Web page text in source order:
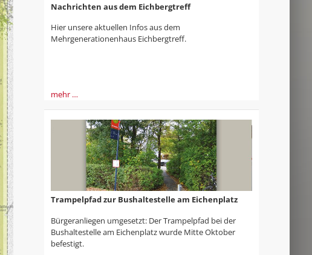
Nachrichten aus dem Eichbergtreff
Hier unsere aktuellen Infos aus dem
Mehrgenerationenhaus Eichbergtreff.
mehr …
Trampelpfad zur Bushaltestelle am Eichenplatz
Bürgeranliegen umgesetzt: Der Trampelpfad bei der
Bushaltestelle am Eichenplatz wurde Mitte Oktober
befestigt.